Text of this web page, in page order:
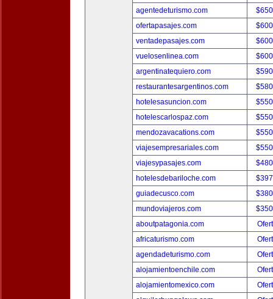
agentedeturismo.com
ofertapasajes.com
ventadepasajes.com
vuelosenlinea.com
argentinatequiero.com
restaurantesargentinos.com
hotelesasuncion.com
hotelescarlospaz.com
mendozavacations.com
viajesempresariales.com
viajesypasajes.com
hotelesdebariloche.com
guiadecusco.com
mundoviajeros.com
aboutpatagonia.com
africaturismo.com
agendadeturismo.com
alojamientoenchile.com
alojamientomexico.com